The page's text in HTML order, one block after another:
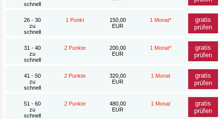
schnell
26 - 30
zu
schnell
1 Punkt
150,00
EUR
1 Monat*
gratis
prüfen
31 - 40
zu
schnell
2 Punkte
200,00
EUR
1 Monat*
gratis
prüfen
41 - 50
zu
schnell
2 Punkte
320,00
EUR
1 Monat
gratis
prüfen
51 - 60
zu
schnell
2 Punkte
480,00
EUR
1 Monat
gratis
prüfen